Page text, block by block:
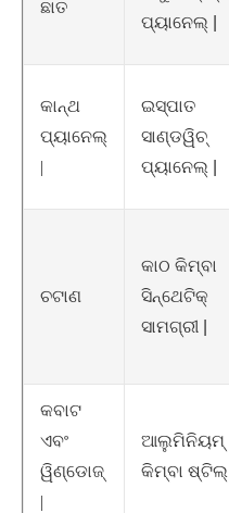
ଛାତ
ପ୍ୟାନେଲ୍ |
କାନ୍ଥ
ପ୍ୟାନେଲ୍
|
ଇସ୍ପାତ
ସାଣ୍ଡୱିଚ୍
ପ୍ୟାନେଲ୍ |
ଚଟାଣ
କାଠ କିମ୍ବା
ସିନ୍ଥେଟିକ୍
ସାମଗ୍ରୀ |
କବାଟ
ଏବଂ
ୱିଣ୍ଡୋଜ୍
|
ଆଲୁମିନିୟମ୍
କିମ୍ବା ଷ୍ଟିଲ୍ |